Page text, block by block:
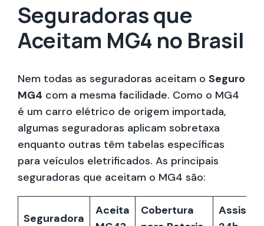
Seguradoras que
Aceitam MG4 no Brasil
Nem todas as seguradoras aceitam o Seguro
MG4 com a mesma facilidade. Como o MG4
é um carro elétrico de origem importada,
algumas seguradoras aplicam sobretaxa
enquanto outras têm tabelas específicas
para veículos eletrificados. As principais
seguradoras que aceitam o MG4 são:
Seguradora
Aceita
Cobertura